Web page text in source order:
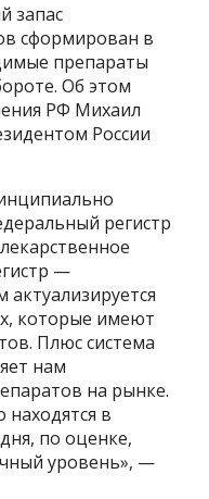
запас
сформирован в
препараты
Об этом
РФ Михаил
России
регистр
—
которые имеют
Плюс система
нам
на рынке.
находятся в
по оценке,
уровень», —